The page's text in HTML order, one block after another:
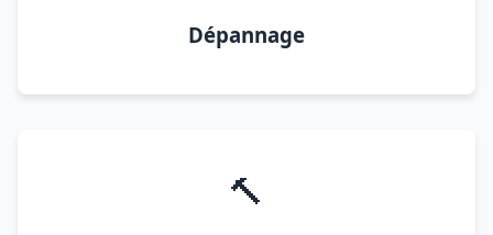
Dépannage
🔨